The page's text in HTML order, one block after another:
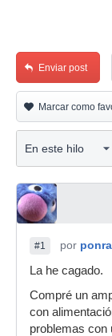
Enviar post
Marcar como
#1 por
La he cagado.
Compré un
con
problemas con